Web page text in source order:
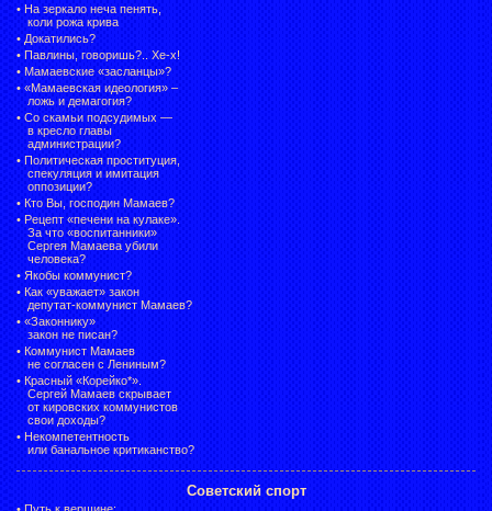
• На зеркало неча пенять,
коли рожа крива
• Докатились?
• Павлины, говоришь?.. Хе-х!
• Мамаевские «засланцы»?
• «Мамаевская идеология» –
ложь и демагогия?
• Со скамьи подсудимых —
в кресло главы
администрации?
• Политическая проституция,
спекуляция и имитация
оппозиции?
• Кто Вы, господин Мамаев?
• Рецепт «печени на кулаке».
За что «воспитанники»
Сергея Мамаева убили
человека?
• Якобы коммунист?
• Как «уважает» закон
депутат-коммунист Мамаев?
• «Законнику»
закон не писан?
• Коммунист Мамаев
не согласен с Лениным?
• Красный «Корейко*».
Сергей Мамаев скрывает
от кировских коммунистов
свои доходы?
• Некомпетентность
или банальное критиканство?
Советский спорт